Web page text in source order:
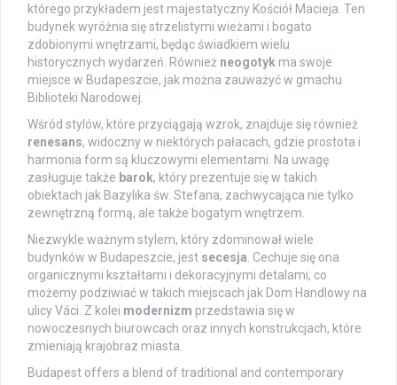
którego przykładem jest majestatyczny Kościół Macieja. Ten
budynek wyróżnia się strzelistymi wieżami i bogato
zdobionymi wnętrzami, będąc świadkiem wielu
historycznych wydarzeń. Również neogotyk ma swoje
miejsce w Budapeszcie, jak można zauważyć w gmachu
Biblioteki Narodowej.
Wśród stylów, które przyciągają wzrok, znajduje się również
renesans, widoczny w niektórych pałacach, gdzie prostota i
harmonia form są kluczowymi elementami. Na uwagę
zasługuje także barok, który prezentuje się w takich
obiektach jak Bazylika św. Stefana, zachwycająca nie tylko
zewnętrzną formą, ale także bogatym wnętrzem.
Niezwykle ważnym stylem, który zdominował wiele
budynków w Budapeszcie, jest secesja . Cechuje się ona
organicznymi kształtami i dekoracyjnymi detalami, co
możemy podziwiać w takich miejscach jak Dom Handlowy na
ulicy Váci. Z kolei modernizm przedstawia się w
nowoczesnych biurowcach oraz innych konstrukcjach, które
zmieniają krajobraz miasta.
Budapest offers a blend of traditional and contemporary